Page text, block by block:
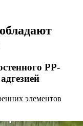
РР-
элементов